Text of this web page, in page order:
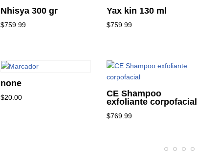
Nhisya 300 gr
$759.99
Yax kin 130 ml
$759.99
none
$20.00
CE Shampoo
exfoliante corpofacial
$769.99